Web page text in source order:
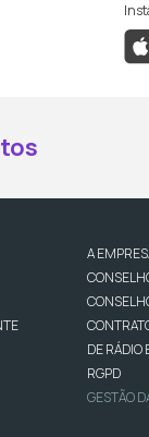
da
YouTube
ao X da
A
DE RÁDIO
RGPD
GESTÃO